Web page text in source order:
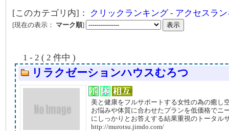
[このカテゴリ内]： クリックランキング- アクセスラ
[現在の表示： マーク順]
1 - 2 ( 2 件中 )
リラクゼーションハウスむろつ
美と健康をフルサポートする女性の為の癒し
お悩みや体質に合わせたプランを低価格でニ
にしっかりとお答えする結果重視のトータル
http://murotsu.jimdo.com/